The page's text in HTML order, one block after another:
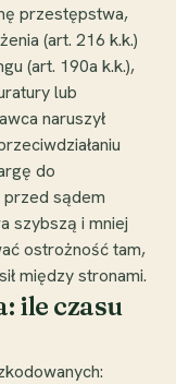
przestępstwa,
(art. 216 k.k.)
(art. 190a k.k.),
lub
naruszył
do
przed sądem
szybszą i mniej
ostrożność tam,
między stronami.
ile czasu